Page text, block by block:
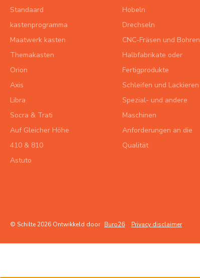
Standaard
kastenprogramma
Maatwerk kasten
Themakasten
Orion
Axis
Libra
Socra & Trati
Auf Gleicher Höhe
410 & 810
Astuto
Hobeln
Drechseln
CNC-Fräsen und Bohren
Halbfabrikate oder
Fertigprodukte
Schleifen und Lackieren
Spezial- und andere
Maschinen
Anforderungen an die
Qualität
© Schilte 2026 Ontwikkeld door Buro26 Privacy disclaimer